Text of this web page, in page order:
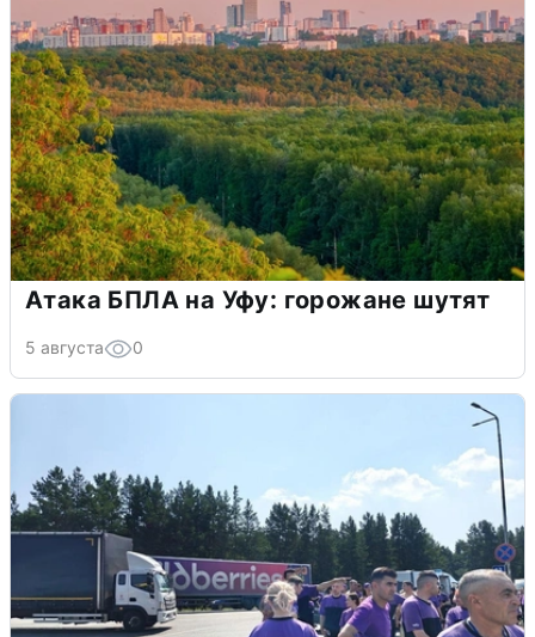
Атака БПЛА на Уфу: горожане шутят
5 августа 0